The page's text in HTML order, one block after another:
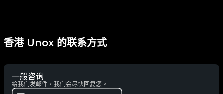
香港 Unox 的联系方式
一般咨询
给我们发邮件，我们会尽快回复您。